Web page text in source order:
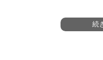
中1瓦葺中女子 英語90点以上